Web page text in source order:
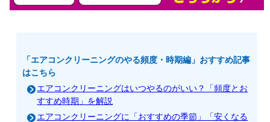
「エアコンクリーニングのやる頻度・時期編」おすすめ記事
はこちら
エアコンクリーニングはいつやるのがいい？「頻度とお
すすめ時期」を解説
エアコンクリーニングに「おすすめの季節」「安くなる